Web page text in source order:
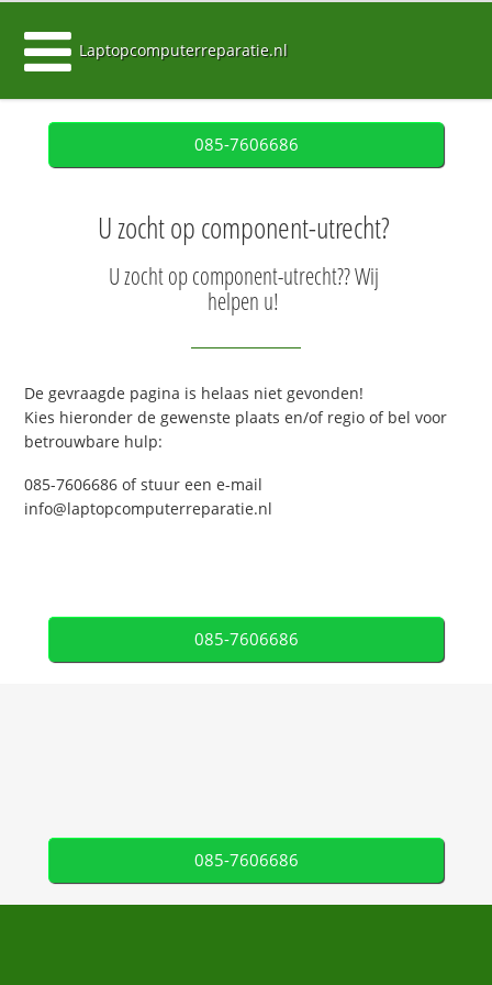
Laptopcomputerreparatie.nl
085-7606686
U zocht op component-utrecht?
U zocht op component-utrecht?? Wij
helpen u!
De gevraagde pagina is helaas niet gevonden!
Kies hieronder de gewenste plaats en/of regio of bel voor
betrouwbare hulp:
085-7606686 of stuur een e-mail
info@laptopcomputerreparatie.nl
085-7606686
085-7606686